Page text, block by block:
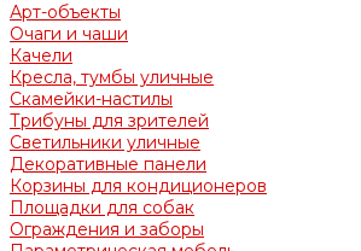
Арт-объекты
Очаги и чаши
Качели
Кресла, тумбы уличные
Скамейки-настилы
Трибуны для зрителей
Светильники уличные
Декоративные панели
Корзины для кондиционеров
Площадки для собак
Ограждения и заборы